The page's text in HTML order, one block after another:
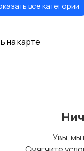
все категории
на карте
Увы, мы